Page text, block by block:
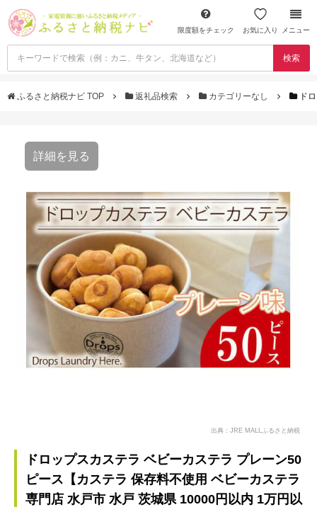
限度額をチェック お気に入り メニュー
検索
ふるさと納税ナビ TOP 返礼品検索 カテゴリーなし ド
詳細を見る
出典：JRE MALLふるさと納税
ドロップスカステラ ベビーカステラ プレーン50
ピース【カステラ 保存料不使用 ベビーカステラ
専門店 水戸市 水戸 茨城県 10000円以内 1万円以